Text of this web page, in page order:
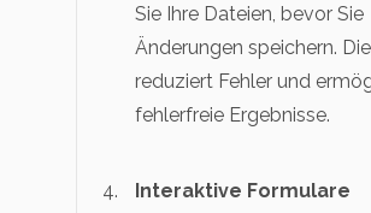
Sie Ihre Dateien, bevor Sie
Änderungen speichern.
reduziert Fehler und
fehlerfreie Ergebnisse.
Interaktive Formulare